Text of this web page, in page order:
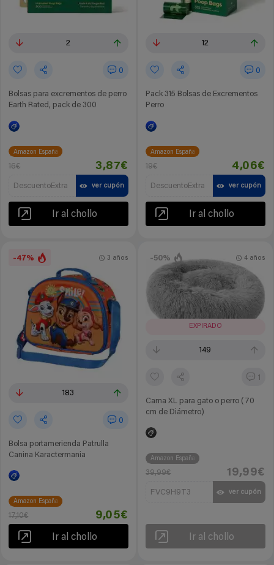
2
0
Bolsas para excrementos de perro
Earth Rated, pack de 300
Amazon España
16€ 3,87€
DescuentoExtra ver cupón
Ir al chollo
12
0
Pack 315 Bolsas de Excrementos
Perro
Amazon España
19€ 4,06€
DescuentoExtra ver cupón
Ir al chollo
-47%
183
0
Bolsa portamerienda Patrulla
Canina Karactermania
3 años
Amazon España
17,10€ 9,05€
Ir al chollo
-50%
EXPIRADO
149
1
Cama XL para gato o perro (70
cm de Diámetro)
4 años
Amazon España
39,99€ 19,99€
FVC9H9T3 ver cupón
Ir al chollo